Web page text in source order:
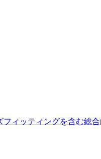
ィッティングを含む総